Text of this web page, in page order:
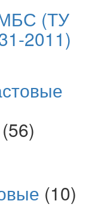
(ТУ
2011)
(56)
(10)